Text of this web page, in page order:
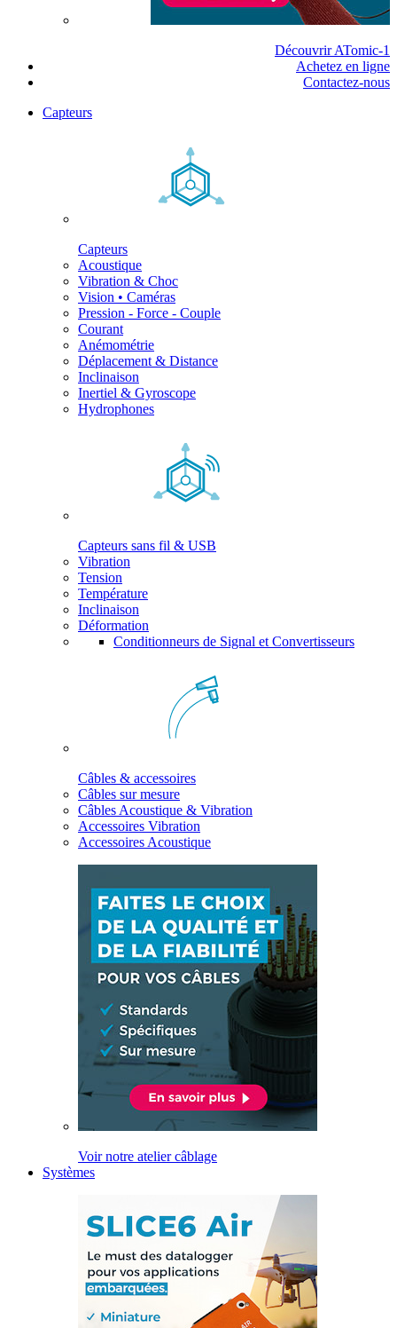
Découvrir ATomic-1
Achetez en ligne
Contactez-nous
Capteurs
Capteurs
Acoustique
Vibration & Choc
Vision • Caméras
Pression - Force - Couple
Courant
Anémométrie
Déplacement & Distance
Inclinaison
Inertiel & Gyroscope
Hydrophones
Capteurs sans fil & USB
Vibration
Tension
Température
Inclinaison
Déformation
Conditionneurs de Signal et Convertisseurs
Câbles & accessoires
Câbles sur mesure
Câbles Acoustique & Vibration
Accessoires Vibration
Accessoires Acoustique
Voir notre atelier câblage
Systèmes